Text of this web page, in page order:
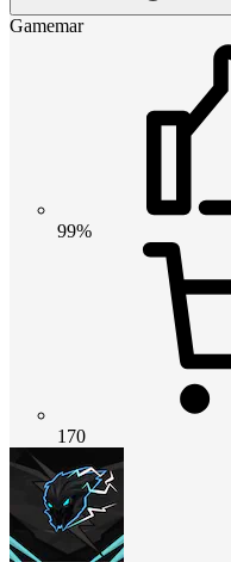
Gamemar
99%
170